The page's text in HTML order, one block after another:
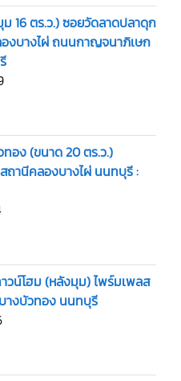
16 ตร.ว.) ซอยวัดลาดปลาดุก
งบางไผ่ ถนนกาญจนาภิเษก
อง (ขนาด 20 ตร.ว.)
ถานีคลองบางไผ่ นนทบุรี :
วน์โฮม (หลังมุม) ไพร์มเพลส
างบัวทอง นนทบุรี